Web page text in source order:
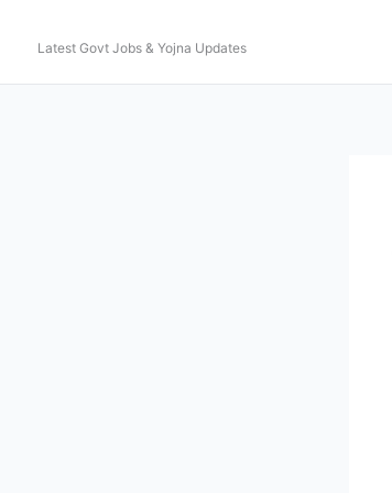
Latest Govt Jobs & Yojna Updates